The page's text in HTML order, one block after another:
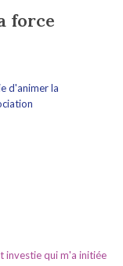
force
d'animer la
investie qui m'a initiée